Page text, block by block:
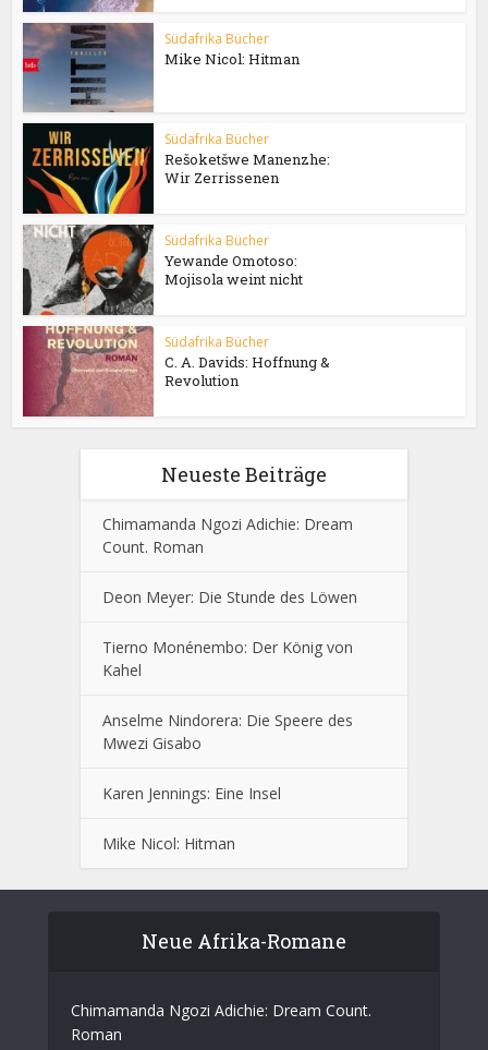
Südafrika Bücher
Mike Nicol: Hitman
Südafrika Bücher
Rešoketšwe Manenzhe:
Wir Zerrissenen
Südafrika Bücher
Yewande Omotoso:
Mojisola weint nicht
Südafrika Bücher
C. A. Davids: Hoffnung &
Revolution
Neueste Beiträge
Chimamanda Ngozi Adichie: Dream
Count. Roman
Deon Meyer: Die Stunde des Löwen
Tierno Monénembo: Der König von
Kahel
Anselme Nindorera: Die Speere des
Mwezi Gisabo
Karen Jennings: Eine Insel
Mike Nicol: Hitman
Neue Afrika-Romane
Chimamanda Ngozi Adichie: Dream Count.
Roman